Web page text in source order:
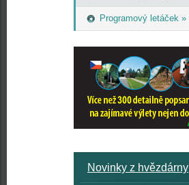
Programový letáček »
Novinky z hvězdárny